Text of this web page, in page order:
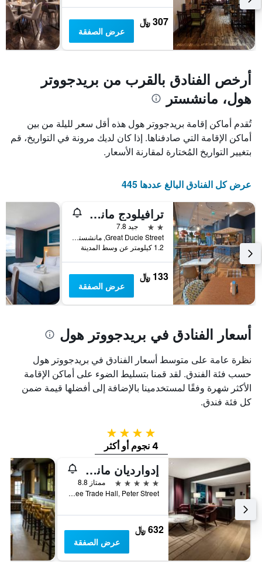
سعر
غرفة
307 ﷼
عرض الصفقة
أرخص الفنادق بالقرب من بريدجووتر
هول، مانشستر
تُقدم أماكن إقامة بريدجووتر هول هذه أقل سعر لليلة من بين
أماكن الإقامة التي صادفناها. إذا كان لديك مرونة في التواريخ، قم
بتغيير التواريخ المُختارة لمقارنة الأسعار.
عرض كل الفنادق البالغ عددها 445
ترافيلودج مانشيستر سنترال أرينا
2 نجمتين
جيد 7.8
Great Ducie Street, مانشستر, المملكة المتحدة
1.2 كيلومتر عن وسط المدينة
133 ﷼
عرض الصفقة
أسعار الفنادق في بريدجووتر هول
نظرة عامة على متوسط أسعار الفنادق في بريدجووتر هول
حسب فئة الفندق. لقد قمنا بتسليط الضوء على أماكن الإقامة
الأكثر شهرة وفقًا لمستخدمينا بالإضافة إلى أفضلها قيمة ضمن
كل فئة فندق.
4 نجوم
4 نجوم أو أكثر
إدوارديان مانشستر، فندق راديسون كوليكشن
5 نجوم
ممتاز 8.8
Free Trade Hall, Peter Street, مانشستر, المملكة المتحدة
632 ﷼
عرض الصفقة